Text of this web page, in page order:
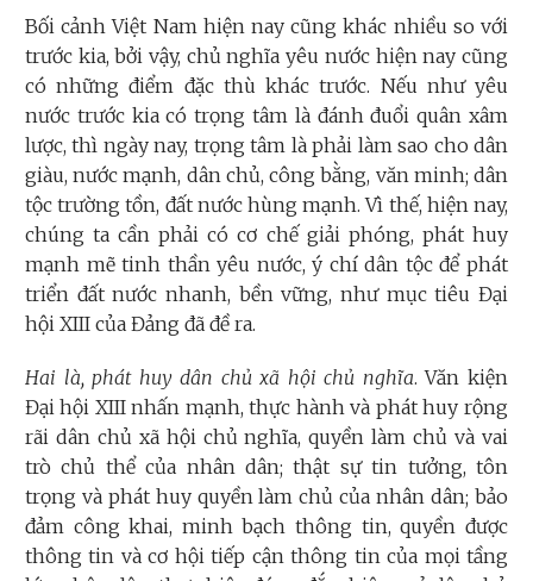
Bối cảnh Việt Nam hiện nay cũng khác nhiều so với
trước kia, bởi vậy, chủ nghĩa yêu nước hiện nay cũng
có những điểm đặc thù khác trước. Nếu như yêu
nước trước kia có trọng tâm là đánh đuổi quân xâm
lược, thì ngày nay, trọng tâm là phải làm sao cho dân
giàu, nước mạnh, dân chủ, công bằng, văn minh; dân
tộc trường tồn, đất nước hùng mạnh. Vì thế, hiện nay,
chúng ta cần phải có cơ chế giải phóng, phát huy
mạnh mẽ tinh thần yêu nước, ý chí dân tộc để phát
triển đất nước nhanh, bền vững, như mục tiêu Đại
hội XIII của Đảng đã đề ra.
Hai là, phát huy dân chủ xã hội chủ nghĩa. Văn kiện
Đại hội XIII nhấn mạnh, thực hành và phát huy rộng
rãi dân chủ xã hội chủ nghĩa, quyền làm chủ và vai
trò chủ thể của nhân dân; thật sự tin tưởng, tôn
trọng và phát huy quyền làm chủ của nhân dân; bảo
đảm công khai, minh bạch thông tin, quyền được
thông tin và cơ hội tiếp cận thông tin của mọi tầng